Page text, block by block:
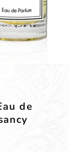
de